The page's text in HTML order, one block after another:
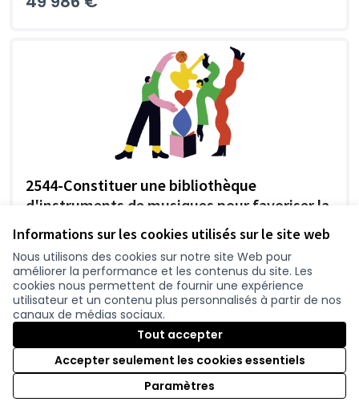
Informations sur les cookies utilisés sur le site web
Nous utilisons des cookies sur notre site Web pour
améliorer la performance et les contenus du site. Les
cookies nous permettent de fournir une expérience
utilisateur et un contenu plus personnalisés à partir de nos
canaux de médias sociaux.
Tout accepter
Accepter seulement les cookies essentiels
Paramètres
2544-Constituer une bibliothèque
d'instruments de musiques pour favoriser la
pratique musicale collective
À Châteaubriant, la fanfare associative PAM !
(Partage et Apprentissage de la Musique)
souhaite faciliter l'accès à la pratique musicale
collective...
Culture et patrimoine 2-Délégation Châteaubriant
7 600 €